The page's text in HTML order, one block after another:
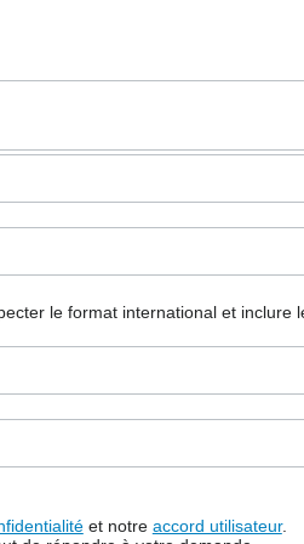
le format international et inclure
et notre accord utilisateur.